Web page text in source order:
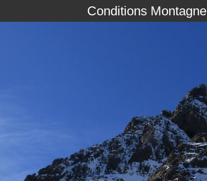
Conditions Montagne